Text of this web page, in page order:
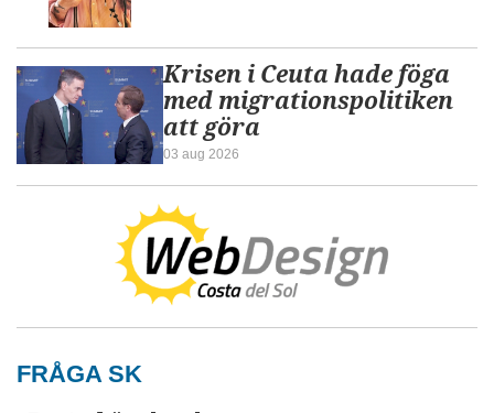
Krisen i Ceuta hade föga
med migrationspolitiken
att göra
03 aug 2026
FRÅGA SK